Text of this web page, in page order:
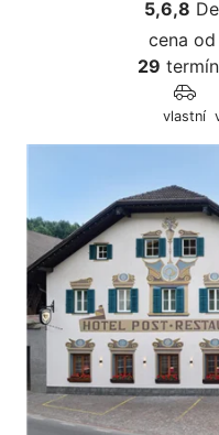
5,6,8
cena od
29
vlastní